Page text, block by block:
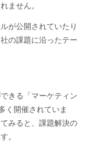
ません。
が公開されていたり
の課題に沿ったテー
きる「マーケティン
く開催されていま
みると、課題解決の
。